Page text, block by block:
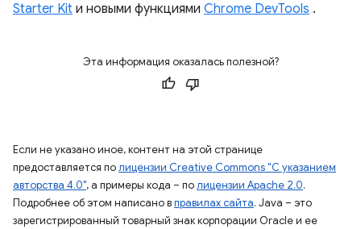
Starter Kit и новыми функциями Chrome DevTools .
Эта информация оказалась полезной?
Если не указано иное, контент на этой странице
предоставляется полицензии Creative Commons "С указанием
авторства 4.0", а примеры кода – полицензии Apache 2.0.
Подробнее об этом написано вправилах сайта. Java – это
зарегистрированный товарный знак корпорации Oracle и ее